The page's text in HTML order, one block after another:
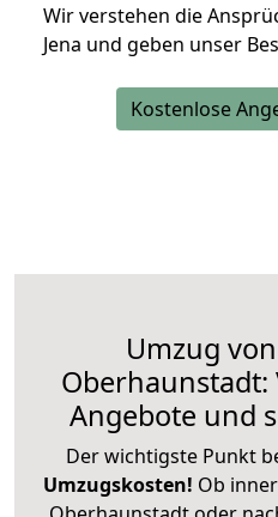
Wir verstehen die
Jena und geben unser
Kostenlose
Umzug
Oberhaunstadt:
Angebote und
Der wichtigste Punkt
Umzugskosten! Ob